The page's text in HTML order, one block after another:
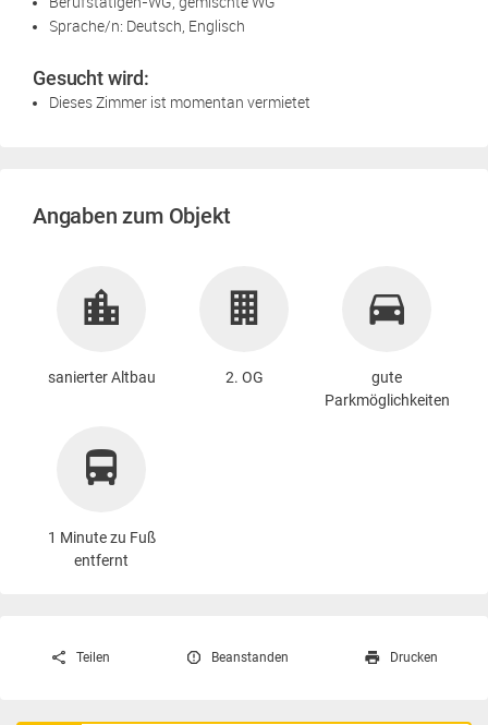
Sprache/n: Deutsch, Englisch
Gesucht wird:
Dieses Zimmer ist momentan vermietet
Angaben zum Objekt
sanierter Altbau 2. OG
gute
Parkmöglichkeiten
1 Minute zu Fuß
entfernt
Teilen Beanstanden Drucken